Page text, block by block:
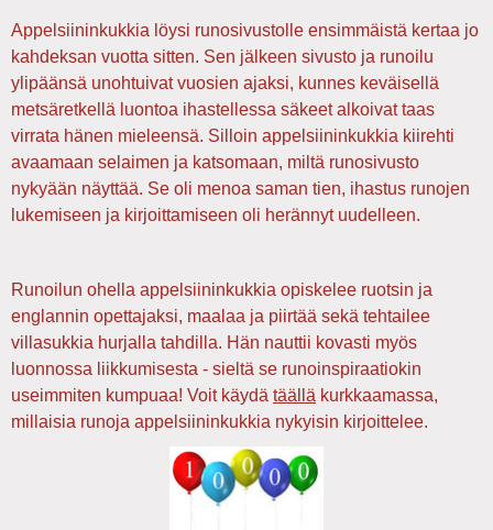
Appelsiininkukkia löysi runosivustolle ensimmäistä kertaa jo
kahdeksan vuotta sitten. Sen jälkeen sivusto ja runoilu
ylipäänsä unohtuivat vuosien ajaksi, kunnes keväisellä
metsäretkellä luontoa ihastellessa säkeet alkoivat taas
virrata hänen mieleensä. Silloin appelsiininkukkia kiirehti
avaamaan selaimen ja katsomaan, miltä runosivusto
nykyään näyttää. Se oli menoa saman tien, ihastus runojen
lukemiseen ja kirjoittamiseen oli herännyt uudelleen.
Runoilun ohella appelsiininkukkia opiskelee ruotsin ja
englannin opettajaksi, maalaa ja piirtää sekä tehtailee
villasukkia hurjalla tahdilla. Hän nauttii kovasti myös
luonnossa liikkumisesta - sieltä se runoinspiraatiokin
useimmiten kumpuaa! Voit käydä täällä kurkkaamassa,
millaisia runoja appelsiininkukkia nykyisin kirjoittelee.